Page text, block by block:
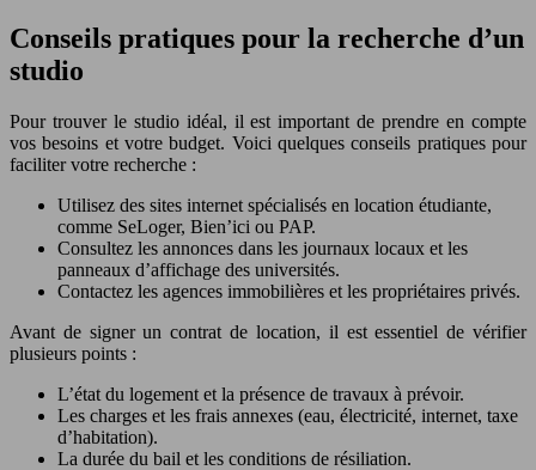
Conseils pratiques pour la recherche d’un
studio
Pour trouver le studio idéal, il est important de prendre en compte
vos besoins et votre budget. Voici quelques conseils pratiques pour
faciliter votre recherche :
Utilisez des sites internet spécialisés en location étudiante,
comme SeLoger, Bien’ici ou PAP.
Consultez les annonces dans les journaux locaux et les
panneaux d’affichage des universités.
Contactez les agences immobilières et les propriétaires privés.
Avant de signer un contrat de location, il est essentiel de vérifier
plusieurs points :
L’état du logement et la présence de travaux à prévoir.
Les charges et les frais annexes (eau, électricité, internet, taxe
d’habitation).
La durée du bail et les conditions de résiliation.